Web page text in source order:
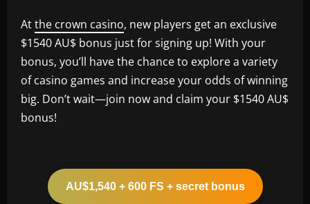
Atthe crown casino, new players get an exclusive
$1540 AU$ bonus just for signing up! With your
bonus, you’ll have the chance to explore a variety
of casino games and increase your odds of winning
big. Don’t wait—join now and claim your $1540 AU$
bonus!
AU$1,540 + 600 FS + secret bonus